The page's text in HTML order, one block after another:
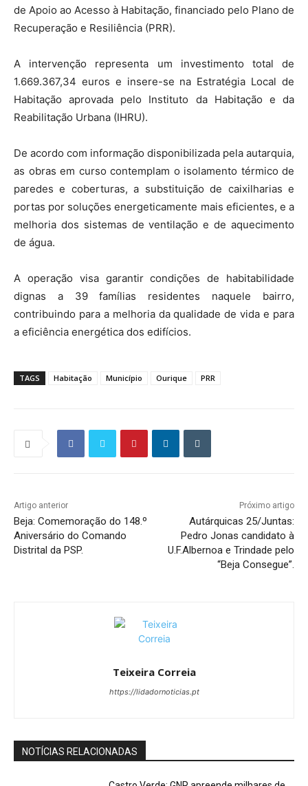
de Apoio ao Acesso à Habitação, financiado pelo Plano de
Recuperação e Resiliência (PRR).
A intervenção representa um investimento total de
1.669.367,34 euros e insere-se na Estratégia Local de
Habitação aprovada pelo Instituto da Habitação e da
Reabilitação Urbana (IHRU).
De acordo com informação disponibilizada pela autarquia,
as obras em curso contemplam o isolamento térmico de
paredes e coberturas, a substituição de caixilharias e
portas por soluções energeticamente mais eficientes, e a
melhoria dos sistemas de ventilação e de aquecimento
de água.
A operação visa garantir condições de habitabilidade
dignas a 39 famílias residentes naquele bairro,
contribuindo para a melhoria da qualidade de vida e para
a eficiência energética dos edifícios.
TAGS Habitação Município Ourique PRR
Artigo anterior
Beja: Comemoração do 148.º
Aniversário do Comando
Distrital da PSP.
Próximo artigo
Autárquicas 25/Juntas:
Pedro Jonas candidato à
U.F.Albernoa e Trindade pelo
“Beja Consegue”.
Teixeira Correia
https://lidadornoticias.pt
NOTÍCIAS RELACIONADAS